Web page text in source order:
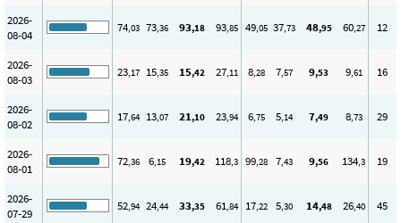
2026-
08-04
74,03 73,36 93,18 93,85 49,05 37,73 48,95 60,27 12
2026-
08-03
23,17 15,35 15,42 27,11 8,28 7,57 9,53 9,61 16
2026-
08-02
17,64 13,07 21,10 23,94 6,75 5,14 7,49 8,73 29
2026-
08-01
72,36 6,15 19,42 118,3 99,28 7,43 9,56 134,3 19
2026-
07-29
52,94 24,44 33,35 61,84 17,22 5,30 14,48 26,40 45